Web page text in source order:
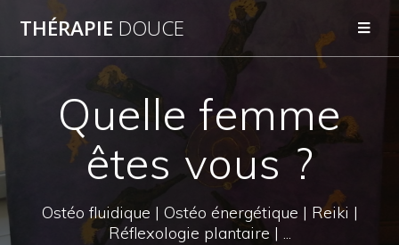
THÉRAPIE DOUCE
Quelle femme
êtes vous ?
Ostéo fluidique | Ostéo énergétique | Reiki |
Réflexologie plantaire | ...